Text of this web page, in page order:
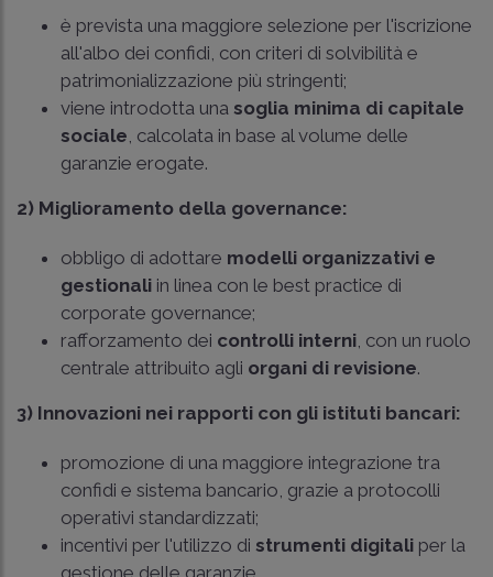
è prevista una maggiore selezione per l'iscrizione
all'albo dei confidi, con criteri di solvibilità e
patrimonializzazione più stringenti;
viene introdotta una soglia minima di capitale
sociale, calcolata in base al volume delle
garanzie erogate.
2) Miglioramento della governance:
obbligo di adottare modelli organizzativi e
gestionali in linea con le best practice di
corporate governance;
rafforzamento dei controlli interni, con un ruolo
centrale attribuito agli organi di revisione.
3) Innovazioni nei rapporti con gli istituti bancari:
promozione di una maggiore integrazione tra
confidi e sistema bancario, grazie a protocolli
operativi standardizzati;
incentivi per l'utilizzo di strumenti digitali per la